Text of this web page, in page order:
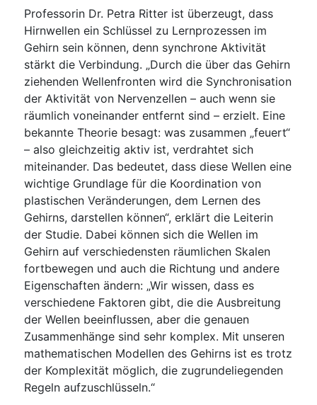
Professorin Dr. Petra Ritter ist überzeugt, dass
Hirnwellen ein Schlüssel zu Lernprozessen im
Gehirn sein können, denn synchrone Aktivität
stärkt die Verbindung. „Durch die über das Gehirn
ziehenden Wellenfronten wird die Synchronisation
der Aktivität von Nervenzellen – auch wenn sie
räumlich voneinander entfernt sind – erzielt. Eine
bekannte Theorie besagt: was zusammen „feuert“
– also gleichzeitig aktiv ist, verdrahtet sich
miteinander. Das bedeutet, dass diese Wellen eine
wichtige Grundlage für die Koordination von
plastischen Veränderungen, dem Lernen des
Gehirns, darstellen können“, erklärt die Leiterin
der Studie. Dabei können sich die Wellen im
Gehirn auf verschiedensten räumlichen Skalen
fortbewegen und auch die Richtung und andere
Eigenschaften ändern: „Wir wissen, dass es
verschiedene Faktoren gibt, die die Ausbreitung
der Wellen beeinflussen, aber die genauen
Zusammenhänge sind sehr komplex. Mit unseren
mathematischen Modellen des Gehirns ist es trotz
der Komplexität möglich, die zugrundeliegenden
Regeln aufzuschlüsseln.“